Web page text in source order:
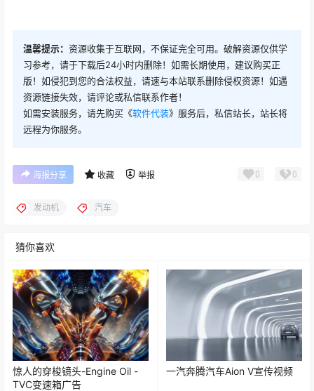
温馨提示： 资源收集于互联网，不保证完全可用。破解资源仅供学
习参考，请于下载后24小时内删除！如需长期使用，建议购买正
版！如侵犯到您的合法权益，请速与本站联系删除侵权资源！如遇
资源链接失效，请评论或私信联系作者！
如需安装服务，请先购买《软件代装》服务后，私信站长，站长将
远程为你服务。
海报分享 收藏 举报 0 0
发动机 汽车
猜你喜欢
惊人的穿梭镜头-Engine Oil -
TVC变速箱广告
一汽奔腾汽车Aion V宣传视频